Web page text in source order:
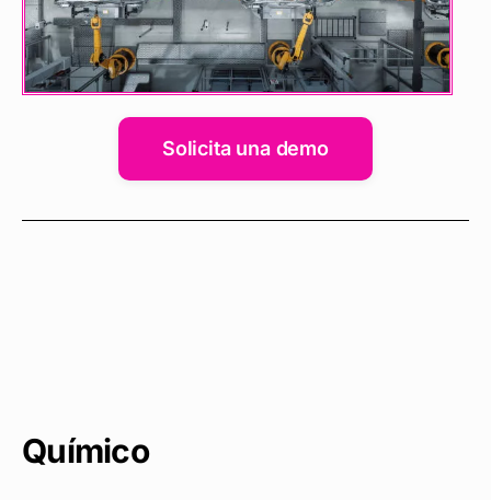
Solicita una demo
Químico